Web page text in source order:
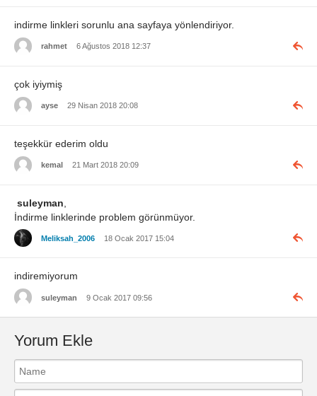
indirme linkleri sorunlu ana sayfaya yönlendiriyor.
rahmet 6 Ağustos 2018 12:37
çok iyiymiş
ayse 29 Nisan 2018 20:08
teşekkür ederim oldu
kemal 21 Mart 2018 20:09
suleyman
İndirme linklerinde problem görünmüyor.
Meliksah_2006 18 Ocak 2017 15:04
indiremiyorum
suleyman 9 Ocak 2017 09:56
Yorum Ekle